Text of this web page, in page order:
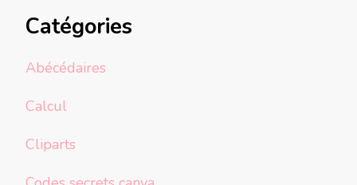
Catégories
Abécédaires
Calcul
Cliparts